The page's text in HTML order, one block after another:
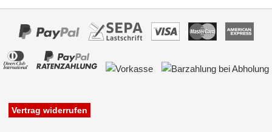
Vertrag widerrufen